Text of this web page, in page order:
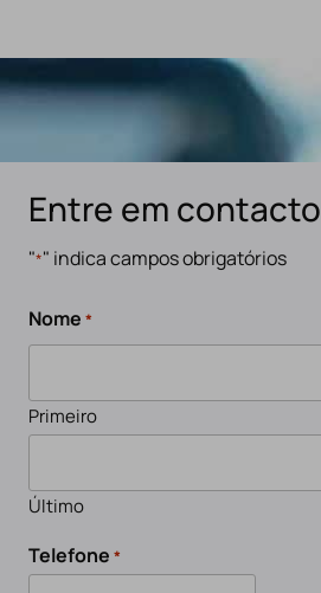
Entre em contacto
"*" indica campos obrigatórios
Nome *
Primeiro
Último
Telefone *